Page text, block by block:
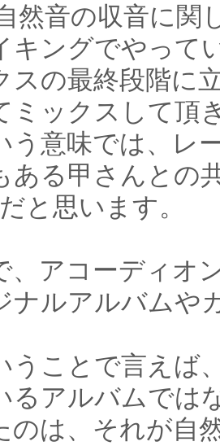
然音の収音に関
キングでやって
スの最終段階に
ミックスして頂
う意味では、レ
ある甲さんとの
と思います。
、アコーディオ
ナルアルバムや
うことで言えば
るアルバムでは
のは、それが自